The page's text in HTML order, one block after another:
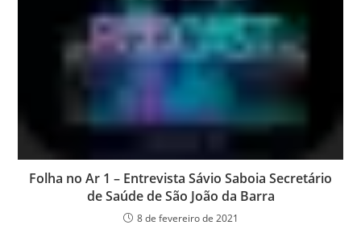
Folha no Ar 1 – Entrevista Sávio Saboia Secretário
de Saúde de São João da Barra
8 de fevereiro de 2021